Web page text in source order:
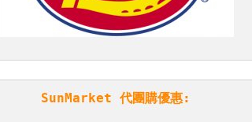
SunMarket 代團購優惠: